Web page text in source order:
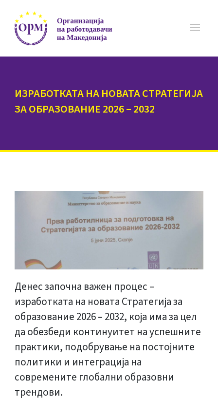
ИЗРАБОТКАТА НА НОВАТА СТРАТЕГИЈА
ЗА ОБРАЗОВАНИЕ 2026 – 2032
Денес започна важен процес –
изработката на новата Стратегија за
образование 2026 – 2032, која има за цел
да обезбеди континуитет на успешните
практики, подобрување на постојните
политики и интеграција на
современите глобални образовни
трендови.